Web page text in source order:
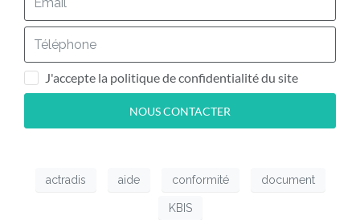
J'accepte la politique de confidentialité du site
NOUS CONTACTER
actradis aide conformité document
KBIS